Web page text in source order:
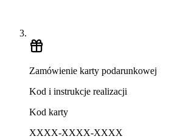
Zamówienie karty podarunkowej
Kod i instrukcje realizacji
Kod karty
XXXX-XXXX-XXXX